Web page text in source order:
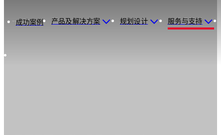
成功案例 产品及解决方案 规划设计 服务与支持